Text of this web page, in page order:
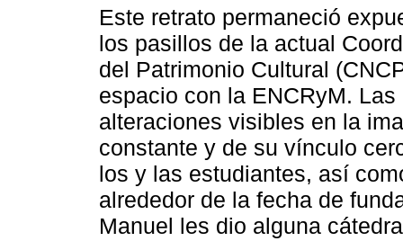
Este retrato permaneció
los pasillos de la actual
del Patrimonio Cultural
espacio con la ENCRyM.
alteraciones visibles en la
constante y de su vínculo
los y las estudiantes, así
alrededor de la fecha de
Manuel les dio alguna